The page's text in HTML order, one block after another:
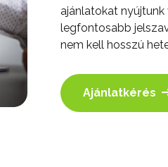
ajánlatokat
legfontosabb
nem kell hosszú
Ajánlatkérés